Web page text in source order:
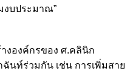
งบประมาณ”
งองค์กรของ ศ.คลินิก
ฉันท์ร่วมกัน เช่น การเพิ่มสาย